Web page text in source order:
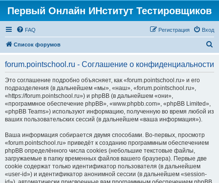
Первый Онлайн ИНститут Тестировщиков
FAQ Вход
Регистрация
Список форумов
forum.pointschool.ru - Соглашение о конфиденциальности
Это соглашение подробно объясняет, как «forum.pointschool.ru» и его
подразделения (в дальнейшем «мы», «наш», «forum.pointschool.ru»,
«https://forum.pointschool.ru») и phpBB (в дальнейшем «они»,
«программное обеспечение phpBB», «www.phpbb.com», «phpBB Limited»,
«phpBB Teams») используют информацию, полученную во время любой из
ваших пользовательских сессий (в дальнейшем «ваша информация»).
Ваша информация собирается двумя способами. Во-первых, просмотр
«forum.pointschool.ru» приведёт к созданию программным обеспечением
phpBB определённого числа cookies (небольшие текстовые файлы,
загружаемые в папку временных файлов вашего браузера). Первые две
cookie содержат только идентификатор пользователя (в дальнейшем
«user-id») и идентификатор анонимной сессии (в дальнейшем «session-